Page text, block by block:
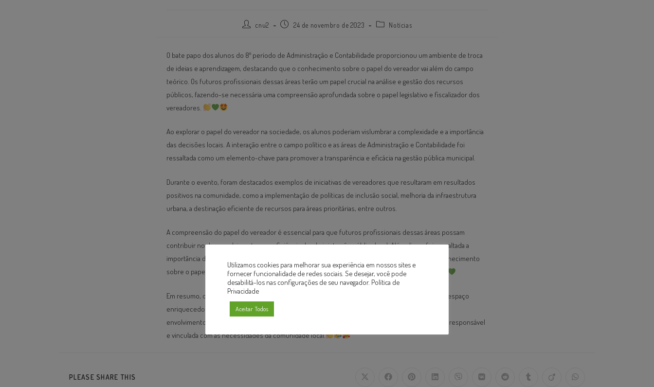
cnu2 24 de novembro de 2023 Notícias
O bate papo dos alunos do 8º período de Administração e Contabilidade proporcionou um ambiente de troca
de ideias e aprendizagem, destacando que o conhecimento sobre o papel do vereador vai além do campo
teórico. Os futuros profissionais dessas áreas terão um papel crucial na análise e gestão dos recursos
públicos, fazendo-se necessária uma compreensão aprofundada sobre o papel legislativo e fiscalizador dos
vereadores.
Ao explorar o papel do vereador na sociedade, os alunos poderiam vislumbrar a complexidade e a importância
das decisões locais. A interação entre o campo político e as áreas de Administração e Contabilidade foi
ressaltada como um elemento-chave para promover a transparência e eficácia na gestão pública municipal.
Durante o evento, foram destacados exemplos de iniciativas de vereadores que resultaram em resultados
positivos na comunidade, como a implementação de políticas de inclusão social, melhoria da infraestrutura
urbana, a destinação eficiente de recursos para áreas prioritárias, entre outros.
A compreensão do papel do vereador é essencial para que futuros profissionais dessas áreas possam
contribuir no desenvolvimento e na eficiência da administração pública local. Além disso, foi ressaltada a
importância do engajamento cívico e da participação ativa na vida política, evidenciando que o conhecimento
sobre o papel do vereador é um dos pilares para uma sociedade mais democrática e participativa.
Em resumo, o bate-papo entre os alunos do 8º período de Administração e Contabilidade foi um espaço
enriquecedor para compreender o papel do vereador na sociedade, reforçando a importância do
envolvimento dos futuros profissionais na construção de uma gestão pública mais transparente, responsável
e vinculada com as necessidades da comunidade local.
PLEASE SHARE THIS
Utilizamos cookies para melhorar sua experiência em nossos sites e
fornecer funcionalidade de redes sociais. Se desejar, você pode
desabilitá-los nas configurações de seu navegador. Política de
Privacidade
Aceitar Todos